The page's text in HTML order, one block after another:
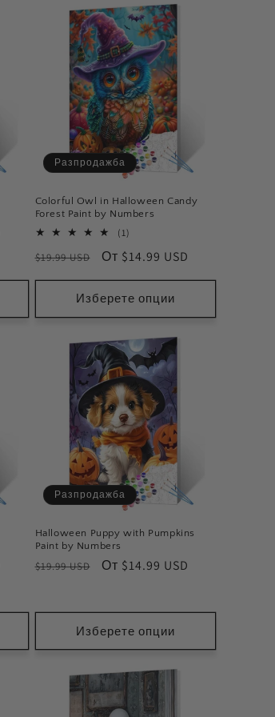
Разпродажба
Colorful Owl in Halloween Candy
Forest Paint by Numbers
(1)
брой
Обичайна
цена
$19.99 USD
Цена
при
разпродажба
От $14.99 USD
Изберете опции
Разпродажба
Halloween Puppy with Pumpkins
Paint by Numbers
Обичайна
$19.99 USD
Цена
От $14.99 USD
Изберете опции